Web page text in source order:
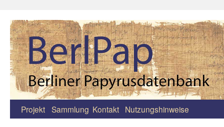
Zum
Projekt Sammlung Kontakt Nutzungshinweise